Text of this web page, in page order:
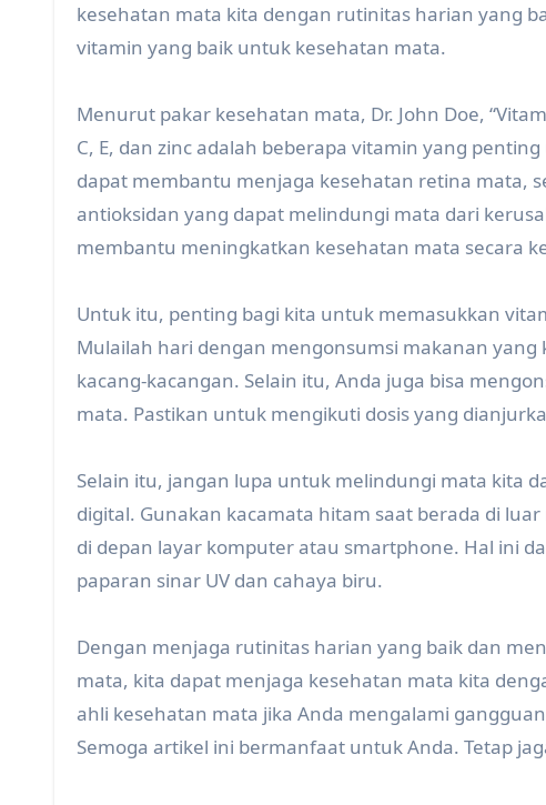
kesehatan mata kita dengan rutinitas harian yang
vitamin yang baik untuk kesehatan mata.
Menurut pakar kesehatan mata, Dr. John Doe,
C, E, dan zinc adalah beberapa vitamin yang
dapat membantu menjaga kesehatan retina mata,
antioksidan yang dapat melindungi mata dari
membantu meningkatkan kesehatan mata secara
Untuk itu, penting bagi kita untuk memasukkan
Mulailah hari dengan mengonsumsi makanan
kacang-kacangan. Selain itu, Anda juga bisa
mata. Pastikan untuk mengikuti dosis yang
Selain itu, jangan lupa untuk melindungi mata kita
digital. Gunakan kacamata hitam saat berada di
di depan layar komputer atau smartphone. Hal ini
paparan sinar UV dan cahaya biru.
Dengan menjaga rutinitas harian yang baik dan
mata, kita dapat menjaga kesehatan mata kita
ahli kesehatan mata jika Anda mengalami
Semoga artikel ini bermanfaat untuk Anda. Tetap